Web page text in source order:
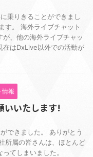
乗りきることができまし
す。 海外ライブチャット
、他の海外ライブチャッ
在はDxLive以外での活動が
情報
いいたします!
できました。 ありがとう
所属の皆さんは、ほとんど
てしまいました。